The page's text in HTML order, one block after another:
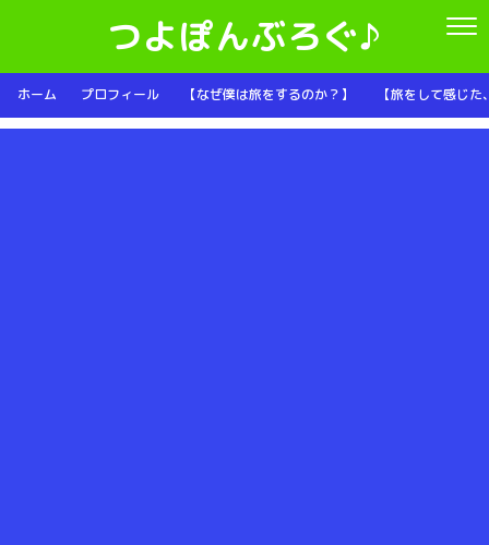
つよぽんぶろぐ♪
ホーム プロフィール 【なぜ僕は旅をするのか？】 【旅をして感じ